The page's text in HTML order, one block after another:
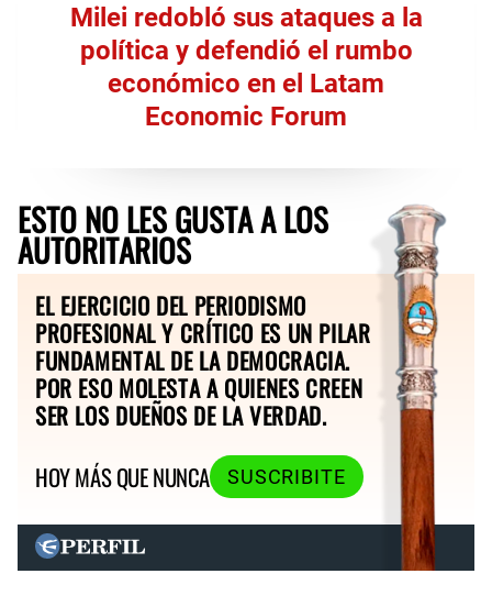
Milei redobló sus ataques a la
política y defendió el rumbo
económico en el Latam
Economic Forum
ESTO NO LES GUSTA A LOS
AUTORITARIOS
EL EJERCICIO DEL PERIODISMO
PROFESIONAL Y CRÍTICO ES UN PILAR
FUNDAMENTAL DE LA DEMOCRACIA.
POR ESO MOLESTA A QUIENES CREEN
SER LOS DUEÑOS DE LA VERDAD.
HOY MÁS QUE NUNCA
SUSCRIBITE